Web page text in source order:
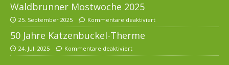
Waldbrunner Mostwoche 2025
25. September 2025 Kommentare deaktiviert
50 Jahre Katzenbuckel-Therme
24. Juli 2025 Kommentare deaktiviert